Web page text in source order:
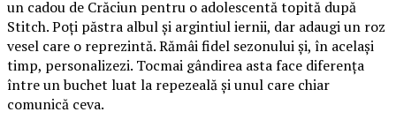
un cadou de Crăciun pentru o adolescentă topită după
Stitch. Poți păstra albul și argintiul iernii, dar adaugi un roz
vesel care o reprezintă. Rămâi fidel sezonului și, în același
timp, personalizezi. Tocmai gândirea asta face diferența
între un buchet luat la repezeală și unul care chiar
comunică ceva.